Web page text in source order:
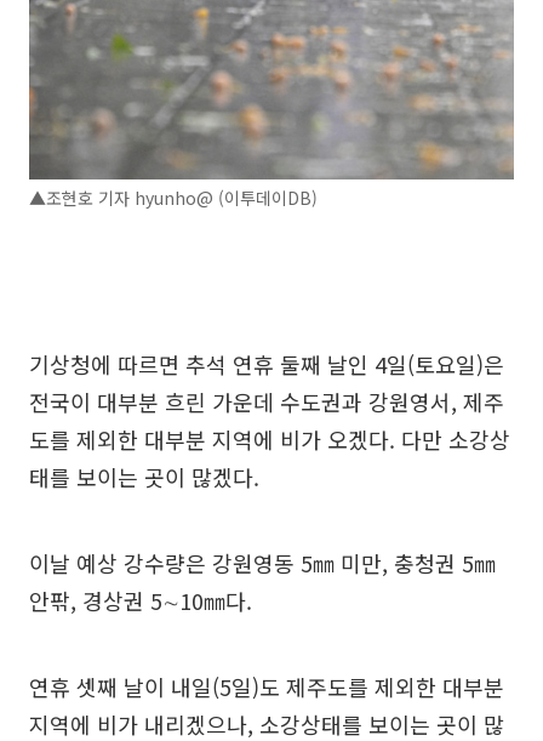
▲조현호 기자 hyunho@ (이투데이DB)
기상청에 따르면 추석 연휴 둘째 날인 4일(토요일)은
전국이 대부분 흐린 가운데 수도권과 강원영서, 제주
도를 제외한 대부분 지역에 비가 오겠다. 다만 소강상
태를 보이는 곳이 많겠다.
이날 예상 강수량은 강원영동 5㎜ 미만, 충청권 5㎜
안팎, 경상권 5∼10㎜다.
연휴 셋째 날이 내일(5일)도 제주도를 제외한 대부분
지역에 비가 내리겠으나, 소강상태를 보이는 곳이 많